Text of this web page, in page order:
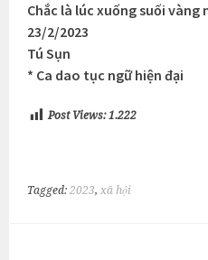
Chắc là lúc xuống suối vàng
23/2/2023
Tú Sụn
* Ca dao tục ngữ hiện đại
Post Views: 1.222
Tagged:2023,xã hội